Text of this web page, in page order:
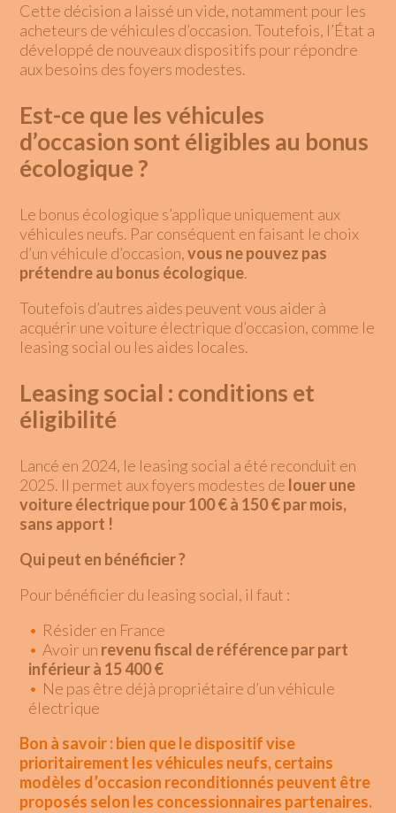
Cette décision a laissé un vide, notamment pour les
acheteurs de véhicules d’occasion. Toutefois, l’État a
développé de nouveaux dispositifs pour répondre
aux besoins des foyers modestes.
Est-ce que les véhicules
d’occasion sont éligibles au bonus
écologique ?
Le bonus écologique s’applique uniquement aux
véhicules neufs. Par conséquent en faisant le choix
d’un véhicule d’occasion,vous ne pouvez pas
prétendre au bonus écologique.
Toutefois d’autres aides peuvent vous aider à
acquérir une voiture électrique d’occasion, comme le
leasing social ou les aides locales.
Leasing social : conditions et
éligibilité
Lancé en 2024, le leasing social a été reconduit en
2025. Il permet aux foyers modestes de louer une
voiture électrique pour 100 € à 150 € par mois,
sans apport !
Qui peut en bénéficier ?
Pour bénéficier du leasing social, il faut :
Résider en France
Avoir un revenu fiscal de référence par part
inférieur à 15 400 €
Ne pas être déjà propriétaire d’un véhicule
électrique
Bon à savoir : bien que le dispositif vise
prioritairement les véhicules neufs, certains
modèles d’occasion reconditionnés peuvent être
proposés selon les concessionnaires partenaires.